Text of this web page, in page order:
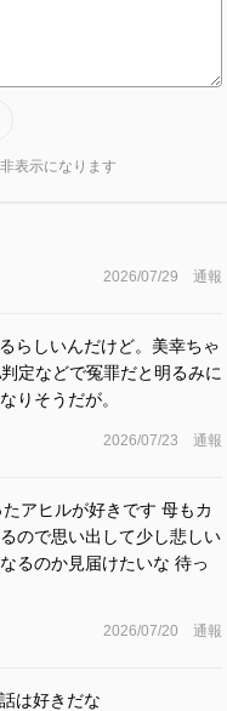
表示になります
2026/07/29 通報
らしいんだけど。美幸ちゃ
定などで冤罪だと明るみに
りそうだが。
2026/07/23 通報
アヒルが好きです 母もカ
ので思い出して少し悲しい
るのか見届けたいな 待っ
2026/07/20 通報
は好きだな